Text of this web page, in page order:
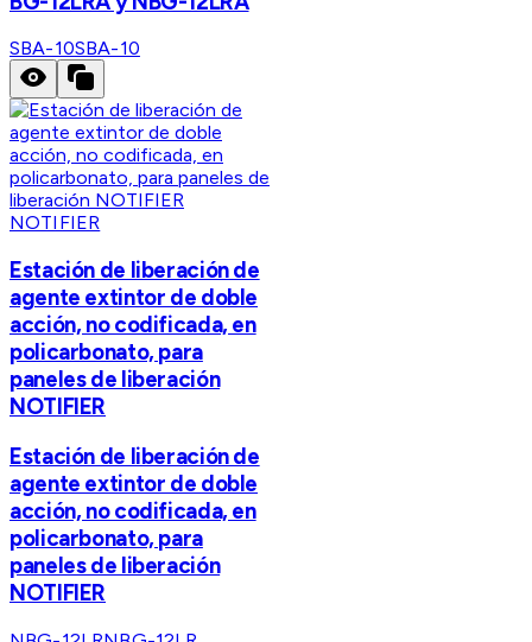
SBA-10SBA-10
NOTIFIER
Estación de liberación de
agente extintor de doble
acción, no codificada, en
policarbonato, para
paneles de liberación
NOTIFIER
Estación de liberación de
agente extintor de doble
acción, no codificada, en
policarbonato, para
paneles de liberación
NOTIFIER